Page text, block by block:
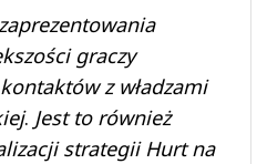
graczy
z władzami
. Jest to również
strategii Hurt na